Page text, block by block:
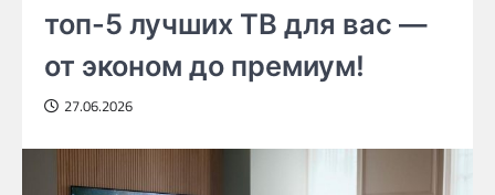
топ-5 лучших ТВ для вас —
от эконом до премиум!
27.06.2026